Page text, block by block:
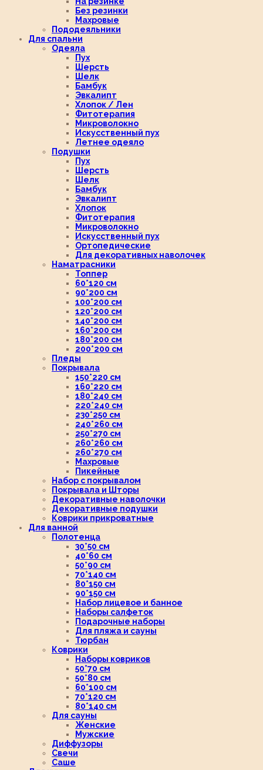
Без резинки
Махровые
Пододеяльники
Для спальни
Одеяла
Пух
Шерсть
Шелк
Бамбук
Эвкалипт
Хлопок / Лен
Фитотерапия
Микроволокно
Искусственный пух
Летнее одеяло
Подушки
Пух
Шерсть
Шелк
Бамбук
Эвкалипт
Хлопок
Фитотерапия
Микроволокно
Искусственный пух
Ортопедические
Для декоративных наволочек
Наматрасники
Топпер
60*120 см
90*200 см
100*200 см
120*200 см
140*200 см
160*200 см
180*200 см
200*200 см
Пледы
Покрывала
150*220 см
160*220 см
180*240 см
220*240 см
230*250 см
240*260 см
250*270 см
260*260 см
260*270 см
Махровые
Пикейные
Набор с покрывалом
Покрывала и Шторы
Декоративные наволочки
Декоративные подушки
Коврики прикроватные
Для ванной
Полотенца
30*50 см
40*60 см
50*90 см
70*140 см
80*150 см
90*150 см
Набор лицевое и банное
Наборы салфеток
Подарочные наборы
Для пляжа и сауны
Тюрбан
Коврики
Наборы ковриков
50*70 см
50*80 см
60*100 см
70*120 см
80*140 см
Для сауны
Женские
Мужские
Диффузоры
Свечи
Саше